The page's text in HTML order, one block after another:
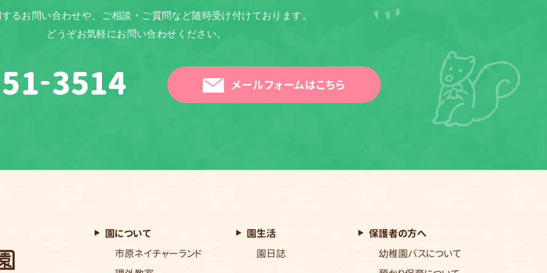
るお問い合わせや、ご相談・ご質問など随時受け付けております。
どうぞお気軽にお問い合わせください。
メールフォームはこちら
園について
市原ネイチャーランド
園生活
園日誌
保護者の方へ
幼稚園バスについて